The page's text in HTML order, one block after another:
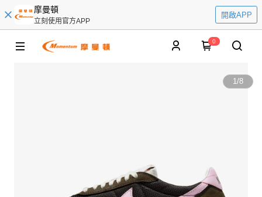
摩曼頓
立刻使用官方APP
開啟APP
0
1/8